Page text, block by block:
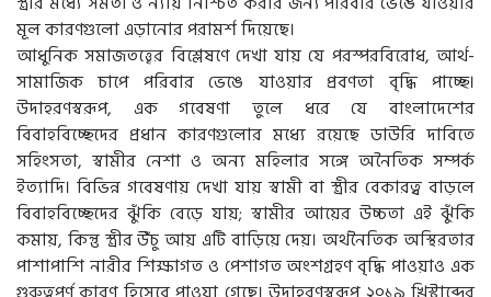
মূল কারণগুলো এড়ানোর পরামর্শ দিয়েছে।
আধুনিক সমাজতত্ত্বের বিশ্লেষণে দেখা যায় যে পরস্পরবিরোধ, আর্থ-
সামাজিক চাপে পরিবার ভেঙে যাওয়ার প্রবণতা বৃদ্ধি পাচ্ছে।
উদাহরণস্বরূপ, এক গবেষণা তুলে ধরে যে বাংলাদেশের
বিবাহবিচ্ছেদের প্রধান কারণগুলোর মধ্যে রয়েছে ডাউরি দাবিতে
সহিংসতা, স্বামীর নেশা ও অন্য মহিলার সঙ্গে অনৈতিক সম্পর্ক
ইত্যাদি। বিভিন্ন গবেষণায় দেখা যায় স্বামী বা স্ত্রীর বেকারত্ব বাড়লে
বিবাহবিচ্ছেদের ঝুঁকি বেড়ে যায়; স্বামীর আয়ের উচ্চতা এই ঝুঁকি
কমায়, কিন্তু স্ত্রীর উঁচু আয় এটি বাড়িয়ে দেয়। অর্থনৈতিক অস্থিরতার
পাশাপাশি নারীর শিক্ষাগত ও পেশাগত অংশগ্রহণ বৃদ্ধি পাওয়াও এক